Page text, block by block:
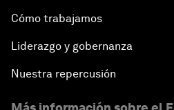
Cómo trabajamos
Liderazgo y gobernanza
Nuestra repercusión